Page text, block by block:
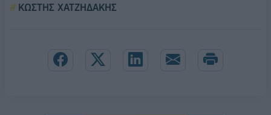
ΚΩΣΤΗΣ ΧΑΤΖΗΔΑΚΗΣ